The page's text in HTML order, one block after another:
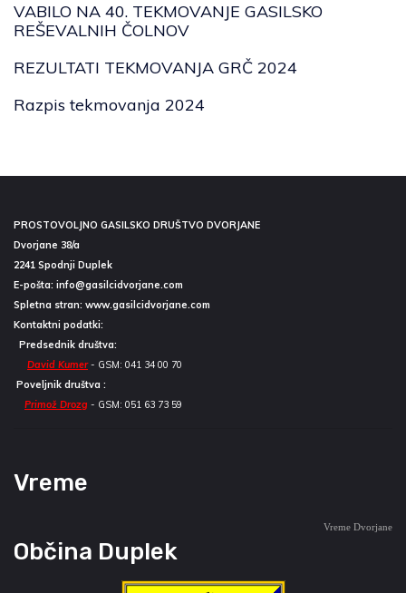
VABILO NA 40. TEKMOVANJE GASILSKO
REŠEVALNIH ČOLNOV
REZULTATI TEKMOVANJA GRČ 2024
Razpis tekmovanja 2024
PROSTOVOLJNO GASILSKO DRUŠTVO DVORJANE
Dvorjane 38/a
2241 Spodnji Duplek
E-pošta: info@gasilcidvorjane.com
Spletna stran: www.gasilcidvorjane.com
Kontaktni podatki:
Predsednik društva:
David Kumer- GSM: 041 34 00 70
Poveljnik društva :
Primož Drozg - GSM: 051 63 73 59
Vreme
Vreme Dvorjane
Občina Duplek